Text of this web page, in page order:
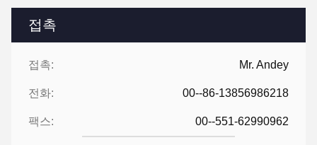
접촉
접촉: Mr. Andey
전화: 00--86-13856986218
팩스: 00--551-62990962